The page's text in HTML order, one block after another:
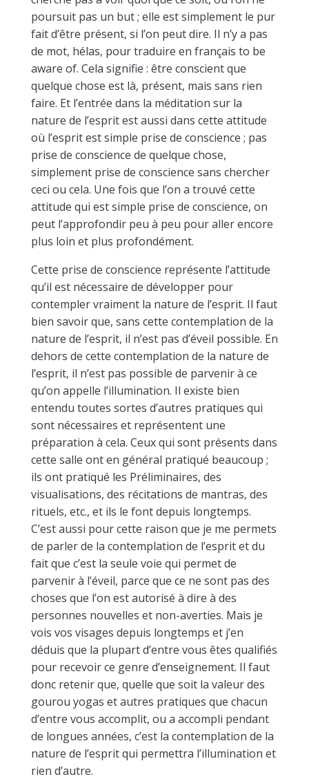
poursuit pas un but ; elle est simplement le pur
fait d’être présent, si l’on peut dire. Il n’y a pas
de mot, hélas, pour traduire en français to be
aware of. Cela signifie : être conscient que
quelque chose est là, présent, mais sans rien
faire. Et l’entrée dans la méditation sur la
nature de l’esprit est aussi dans cette attitude
où l’esprit est simple prise de conscience ; pas
prise de conscience de quelque chose,
simplement prise de conscience sans chercher
ceci ou cela. Une fois que l’on a trouvé cette
attitude qui est simple prise de conscience, on
peut l’approfondir peu à peu pour aller encore
plus loin et plus profondément.
Cette prise de conscience représente l’attitude
qu’il est nécessaire de développer pour
contempler vraiment la nature de l’esprit. Il faut
bien savoir que, sans cette contemplation de la
nature de l’esprit, il n’est pas d’éveil possible. En
dehors de cette contemplation de la nature de
l’esprit, il n’est pas possible de parvenir à ce
qu’on appelle l’illumination. Il existe bien
entendu toutes sortes d’autres pratiques qui
sont nécessaires et représentent une
préparation à cela. Ceux qui sont présents dans
cette salle ont en général pratiqué beaucoup ;
ils ont pratiqué les Préliminaires, des
visualisations, des récitations de mantras, des
rituels, etc., et ils le font depuis longtemps.
C’est aussi pour cette raison que je me permets
de parler de la contemplation de l’esprit et du
fait que c’est la seule voie qui permet de
parvenir à l’éveil, parce que ce ne sont pas des
choses que l’on est autorisé à dire à des
personnes nouvelles et non-averties. Mais je
vois vos visages depuis longtemps et j’en
déduis que la plupart d’entre vous êtes qualifiés
pour recevoir ce genre d’enseignement. Il faut
donc retenir que, quelle que soit la valeur des
gourou yogas et autres pratiques que chacun
d’entre vous accomplit, ou a accompli pendant
de longues années, c’est la contemplation de la
nature de l’esprit qui permettra l’illumination et
rien d’autre.